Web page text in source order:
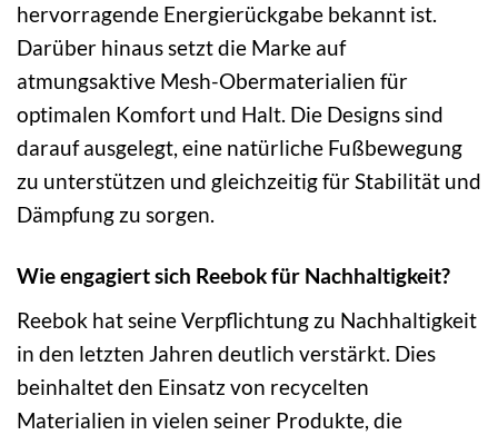
hervorragende Energierückgabe bekannt ist.
Darüber hinaus setzt die Marke auf
atmungsaktive Mesh-Obermaterialien für
optimalen Komfort und Halt. Die Designs sind
darauf ausgelegt, eine natürliche Fußbewegung
zu unterstützen und gleichzeitig für Stabilität und
Dämpfung zu sorgen.
Wie engagiert sich Reebok für Nachhaltigkeit?
Reebok hat seine Verpflichtung zu Nachhaltigkeit
in den letzten Jahren deutlich verstärkt. Dies
beinhaltet den Einsatz von recycelten
Materialien in vielen seiner Produkte, die